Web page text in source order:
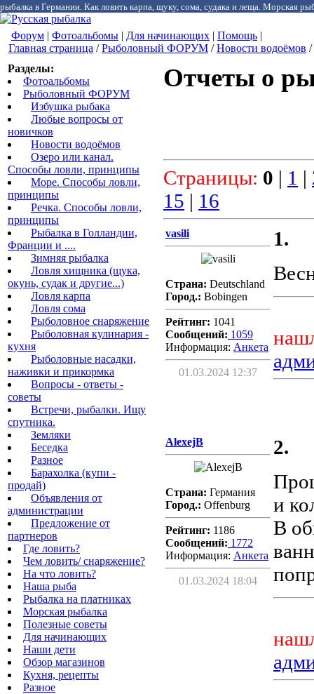
рыбалка в Германии. Как ловить карпа, щуку, сома, судака и леща. Морская
Форум | Фотоальбомы | Для начинающих | Помощь |
Главная страница /Рыболовный ФОРУМ /Новости водоёмов /
Разделы:
Фотоальбомы
Рыболовный ФОРУМ
Избушка рыбака
Любые вопросы от
новичков
Новости водоёмов
Озеро или канал.
Способы ловли, принципы
Море. Способы ловли,
принципы
Речка. Способы ловли,
принципы
Рыбалка в Голландии,
Франции и ....
Зимняя рыбалка
Ловля хищника (щука,
окунь, судак и другие...)
Ловля карпа
Ловля сома
Рыболовное снаряжение
Рыболовная кулинария -
кухня
Рыболовные насадки,
наживки и прикормка
Вопросы - ответы -
советы
Встречи, рыбалки. Ищу
спутника.
Земляки
Беседка
Разное
Барахолка (купи -
продай)
Объявления от
администрации
Предложение от
партнеров
Где ловить?
Чем ловить/ снаряжение?
На что ловить?
Наша рыба
Рыбалка на платниках
Морская рыбалка
Полезные советы
Для начинающих
Наши дети
Обзор магазинов
Кухня, рецепты
Разное
Отчеты о
Страницы: 0 | 1 |
15 | 16
vasili
Страна: Deutschland
Город.: Bobingen
Рейтинг: 1041
Сообщений: 1059
Информация: Aнкета
01.03.2024 12:37
1.
AlexejB
Страна: Германия
Город.: Offenburg
Рейтинг: 1186
Сообщений: 1772
Информация: Aнкета
01.03.2024 18:04
2.
и
В